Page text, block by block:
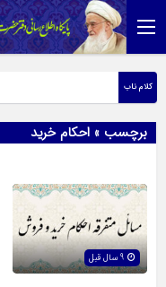
کلام ناب
برچسب » احکام خرید